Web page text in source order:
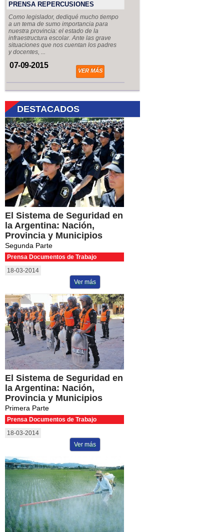
PRENSA REPERCUSIONES
Como legislador, dediqué mucho tiempo
a un tema de sumo importancia para
nuestra provincia: el estado de la
infraestructura escolar. Ante las grave
situaciones que nos cuentan los padres
y docentes, ...
07-09-2015
VER MÁS
DESTACADOS
El Sistema de Seguridad en
la Argentina: Nación,
Provincia y Municipios
Segunda Parte
Prensa Documentos de Trabajo
18-03-2014
Ver más
El Sistema de Seguridad en
la Argentina: Nación,
Provincia y Municipios
Primera Parte
Prensa Documentos de Trabajo
18-03-2014
Ver más